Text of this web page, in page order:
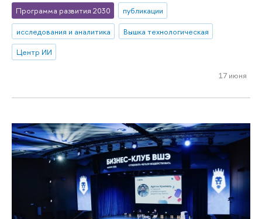
Программа развития 2030
публикации
исследования и аналитика
Вышка технологическая
Центр ИИ
17 июня